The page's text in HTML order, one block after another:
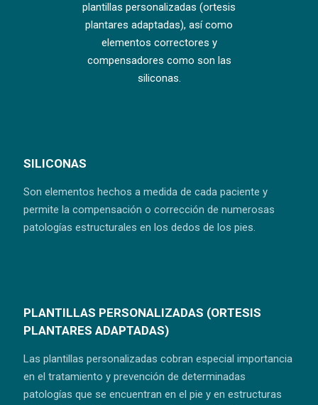
plantillas personalizadas (ortesis
plantares adaptadas), así como
elementos correctores y
compensadores como son las
siliconas.
SILICONAS
Son elementos hechos a medida de cada paciente y
permite la compensación o corrección de numerosas
patologías estructurales en los dedos de los pies.
PLANTILLAS PERSONALIZADAS (ORTESIS
PLANTARES ADAPTADAS)
Las plantillas personalizadas cobran especial importancia
en el tratamiento y prevención de determinadas
patologías que se encuentran en el pie y en estructuras